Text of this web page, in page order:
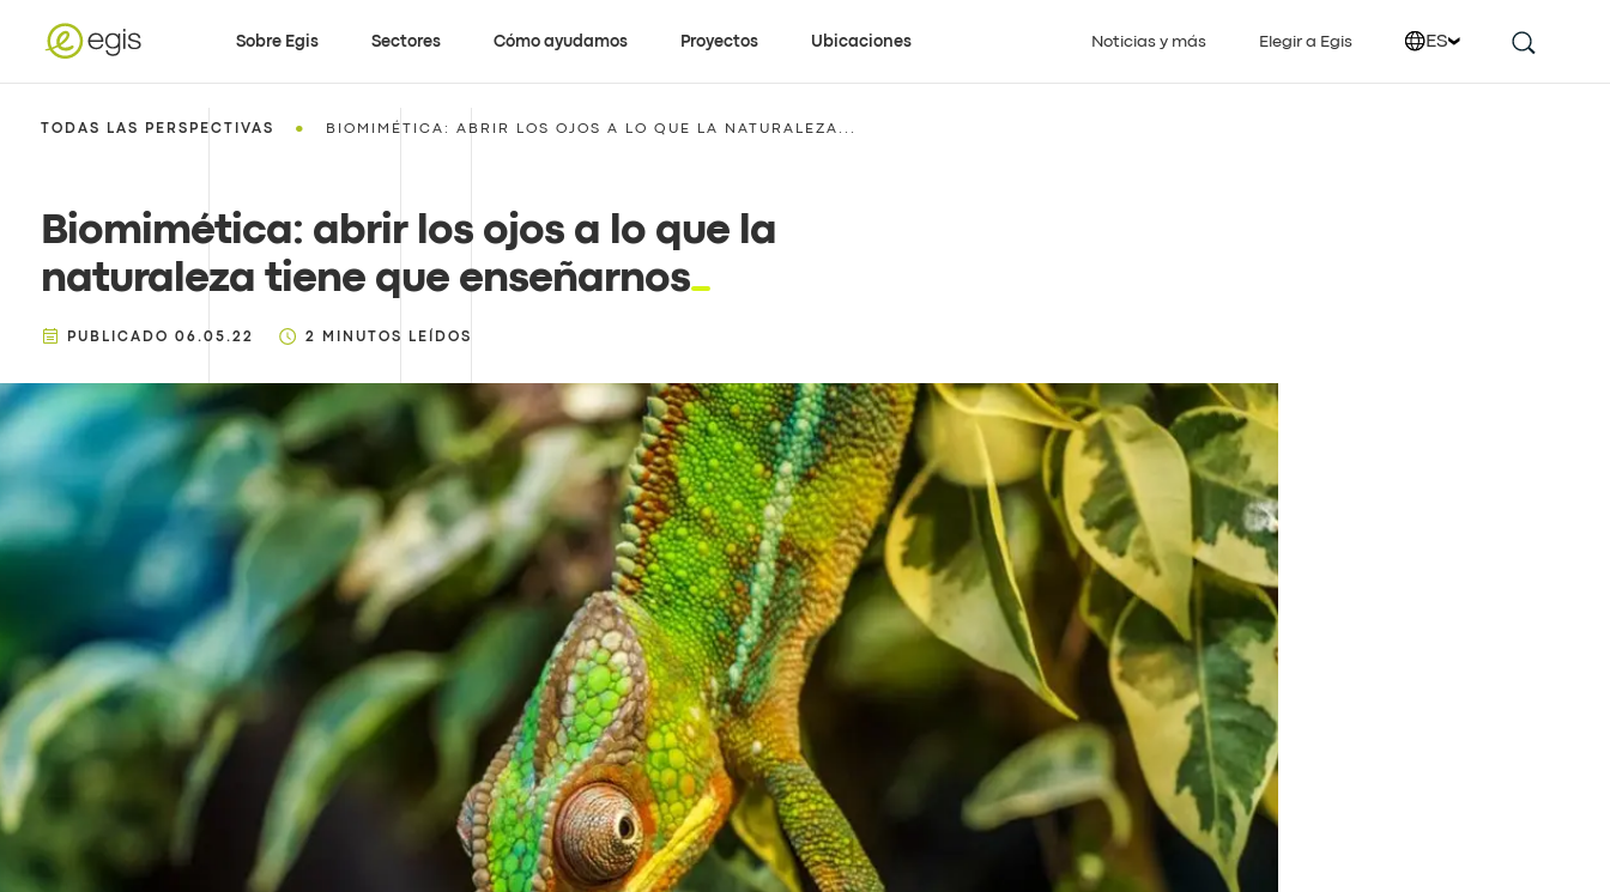
Sobre Egis Sectores Cómo ayudamos Proyectos Ubicaciones Noticias y más Elegir a Egis ES
TODAS LAS PERSPECTIVAS • BIOMIMÉTICA: ABRIR LOS OJOS A LO QUE LA NATURALEZA...
Biomimética: abrir los ojos a lo que la
naturaleza tiene que enseñarnos
PUBLICADO 06.05.22 2 MINUTOS LEÍDOS